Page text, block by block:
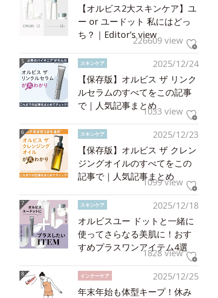
【オルビス2大スキンケア】ユ
ー or ユードット 私にはどっ
ち？｜Editor’s view226609 view
2025/12/24
スキンケア
【保存版】オルビス ザ リンク
ルセラムのすべてをこの記事
で｜人気記事まとめ1033 view
2025/12/23
スキンケア
【保存版】オルビス ザ クレン
ジングオイルのすべてをこの
記事で｜人気記事まとめ
1099 view
2025/12/18
スキンケア
オルビスユー ドットと一緒に
使ってさらなる美肌に！おす
すめプラスワンアイテム4選
1828 view
2025/12/25
インナーケア
年末年始も体型キープ！休み